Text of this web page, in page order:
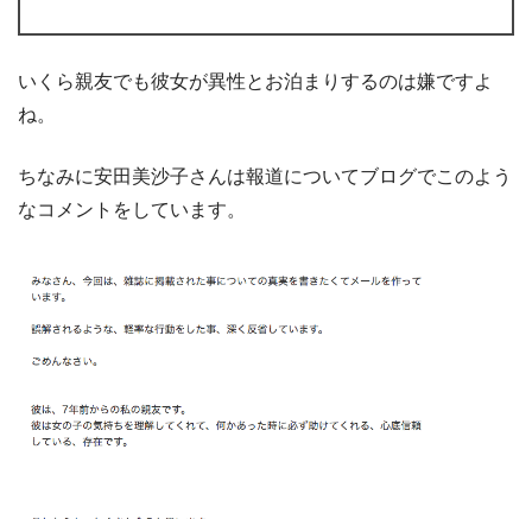
いくら親友でも彼女が異性とお泊まりするのは嫌ですよ
ね。
ちなみに安田美沙子さんは報道についてブログでこのよう
なコメントをしています。